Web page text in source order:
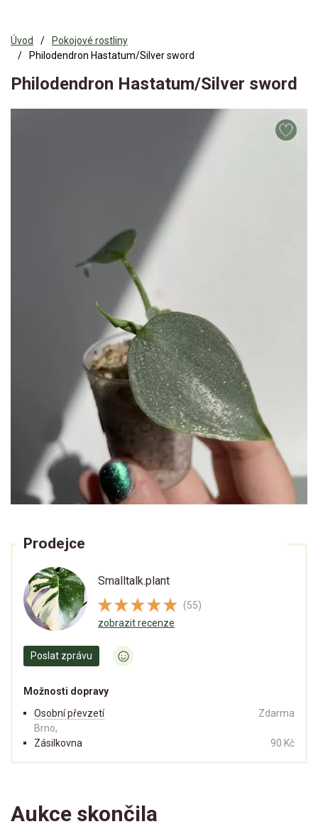
Úvod
Pokojové rostliny
Philodendron Hastatum/Silver sword
Philodendron Hastatum/Silver sword
Prodejce
Smalltalk.plant
(55)
zobrazit recenze
Poslat zprávu
Možnosti dopravy
Osobní převzetí
Brno,
Zdarma
Zásilkovna 90 Kč
Aukce skončila